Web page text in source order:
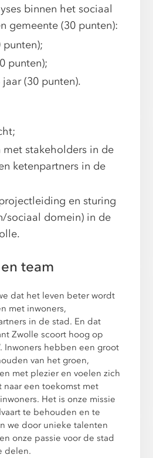
binnen het sociaal
gemeente (30 punten):
punten);
(30 punten).
met stakeholders in de
ketenpartners in de
en sturing
sociaal domein) in de
team
dat het leven beter wordt
met inwoners,
in de stad. En dat
Zwolle scoort hoog op
Inwoners hebben een groot
van het groen,
met plezier en voelen zich
een toekomst met
Het is onze missie
te behouden en te
we door unieke talenten
onze passie voor de stad
delen.